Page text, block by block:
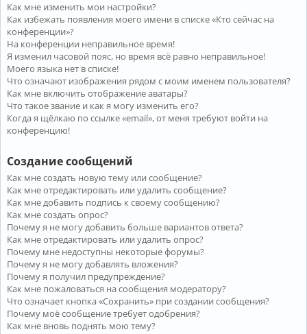
Как мне изменить мои настройки?
Как избежать появления моего имени в списке «Кто сейчас на
конференции»?
На конференции неправильное время!
Я изменил часовой пояс, но время всё равно неправильное!
Моего языка нет в списке!
Что означают изображения рядом с моим именем пользователя?
Как мне включить отображение аватары?
Что такое звание и как я могу изменить его?
Когда я щёлкаю по ссылке «email», от меня требуют войти на
конференцию!
Создание сообщений
Как мне создать новую тему или сообщение?
Как мне отредактировать или удалить сообщение?
Как мне добавить подпись к своему сообщению?
Как мне создать опрос?
Почему я не могу добавить больше вариантов ответа?
Как мне отредактировать или удалить опрос?
Почему мне недоступны некоторые форумы?
Почему я не могу добавлять вложения?
Почему я получил предупреждение?
Как мне пожаловаться на сообщения модератору?
Что означает кнопка «Сохранить» при создании сообщения?
Почему моё сообщение требует одобрения?
Как мне вновь поднять мою тему?